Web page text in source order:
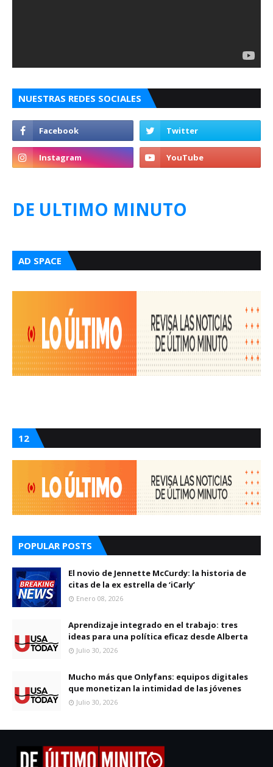
NUESTRAS REDES SOCIALES
DE ULTIMO MINUTO
AD SPACE
12
POPULAR POSTS
El novio de Jennette McCurdy: la historia de
citas de la ex estrella de ‘iCarly’
Enero 08, 2026
Aprendizaje integrado en el trabajo: tres
ideas para una política eficaz desde Alberta
Julio 30, 2026
Mucho más que Onlyfans: equipos digitales
que monetizan la intimidad de las jóvenes
Julio 30, 2026